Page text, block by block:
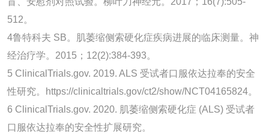
512。
4鲁特科夫 SB。肌萎缩侧索硬化症疾病进展的临床测量。神
经治疗学。2015；12(2):384-393。
5 ClinicalTrials.gov. 2019. ALS 受试者口服依达拉奉的安全
性研究。https://clinicaltrials.gov/ct2/show/NCT04165824。
6 ClinicalTrials.gov. 2020. 肌萎缩侧索硬化症 (ALS) 受试者
口服依达拉奉的安全性扩展研究。